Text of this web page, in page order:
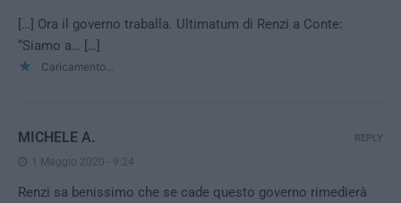
[…] Ora il governo traballa. Ultimatum di Renzi a Conte:
“Siamo a… […]
Caricamento...
MICHELE A.
1 Maggio 2020 - 9:24
Renzi sa benissimo che se cade questo governo rimedierà
REPLY